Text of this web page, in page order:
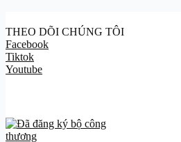
THEO DÕI CHÚNG TÔI
Facebook
Tiktok
Youtube